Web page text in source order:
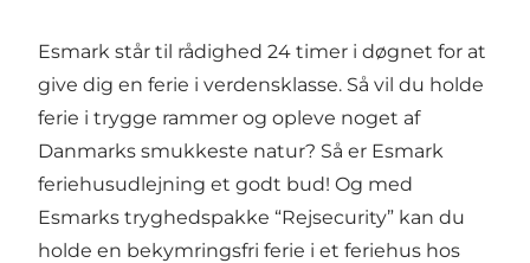
Esmark står til rådighed 24 timer i døgnet for at
give dig en ferie i verdensklasse. Så vil du holde
ferie i trygge rammer og opleve noget af
Danmarks smukkeste natur? Så er Esmark
feriehusudlejning et godt bud! Og med
Esmarks tryghedspakke “Rejsecurity” kan du
holde en bekymringsfri ferie i et feriehus hos